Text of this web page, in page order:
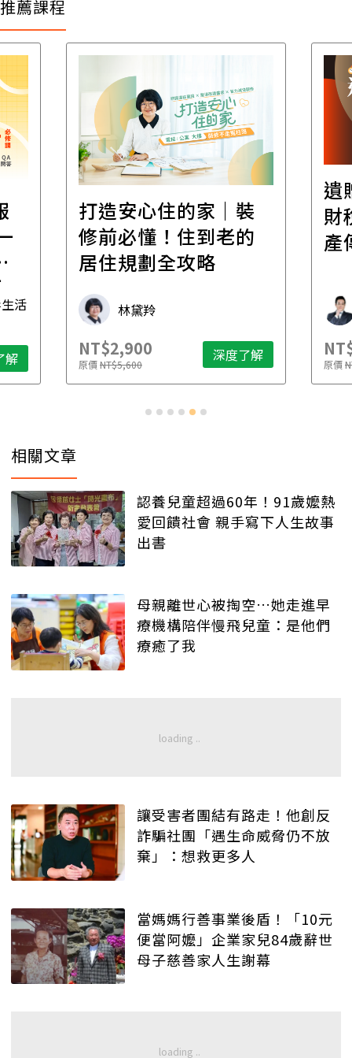
推薦課程
活
解
打造安心住的家｜裝
修前必懂！住到老的
居住規劃全攻略
林黛羚
NT$2,900
原價NT$5,600 深度了解
遺
財
產
原價
相關文章
認養兒童超過60年！91歲嬤熱
愛回饋社會 親手寫下人生故事
出書
母親離世心被掏空…她走進早
療機構陪伴慢飛兒童：是他們
療癒了我
讓受害者團結有路走！他創反
詐騙社團「遇生命威脅仍不放
棄」：想救更多人
當媽媽行善事業後盾！「10元
便當阿嬤」企業家兒84歲辭世
母子慈善家人生謝幕